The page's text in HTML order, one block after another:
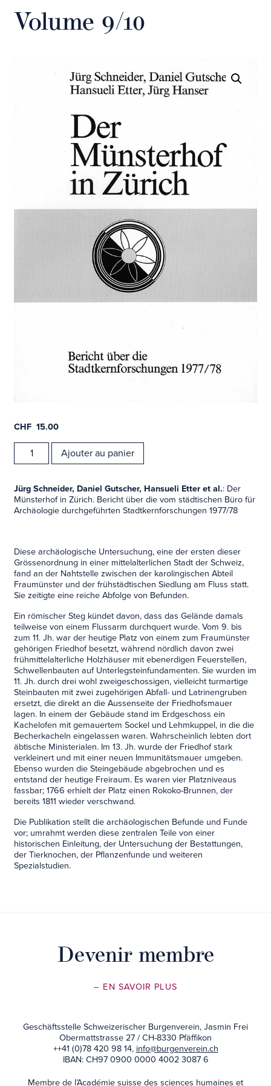
Volume 9/10
CHF 15.00
quantité
9/10
Ajouter au panier
Jürg Schneider, Daniel Gutscher, Hansueli Etter et al.: Der
Münsterhof in Zürich. Bericht über die vom städtischen Büro für
Archäologie durchgeführten Stadtkernforschungen 1977/78
Diese archäologische Untersuchung, eine der ersten dieser
Grössenordnung in einer mittelalterlichen Stadt der Schweiz,
fand an der Nahtstelle zwischen der karolingischen Abteil
Fraumünster und der frühstädtischen Siedlung am Fluss statt.
Sie zeitigte eine reiche Abfolge von Befunden.
Ein römischer Steg kündet davon, dass das Gelände damals
teilweise von einem Flussarm durchquert wurde. Vom 9. bis
zum 11. Jh. war der heutige Platz von einem zum Fraumünster
gehörigen Friedhof besetzt, während nördlich davon zwei
frühmittelalterliche Holzhäuser mit ebenerdigen Feuerstellen,
Schwellenbauten auf Unterlegsteinfundamenten. Sie wurden im
11. Jh. durch drei wohl zweigeschossigen, vielleicht turmartige
Steinbauten mit zwei zugehörigen Abfall- und Latrinengruben
ersetzt, die direkt an die Aussenseite der Friedhofsmauer
lagen. In einem der Gebäude stand im Erdgeschoss ein
Kachelofen mit gemauertem Sockel und Lehmkuppel, in die die
Becherkacheln eingelassen waren. Wahrscheinlich lebten dort
äbtische Ministerialen. Im 13. Jh. wurde der Friedhof stark
verkleinert und mit einer neuen Immunitätsmauer umgeben.
Ebenso wurden die Steingebäude abgebrochen und es
entstand der heutige Freiraum. Es waren vier Platzniveaus
fassbar; 1766 erhielt der Platz einen Rokoko-Brunnen, der
bereits 1811 wieder verschwand.
Die Publikation stellt die archäologischen Befunde und Funde
vor; umrahmt werden diese zentralen Teile von einer
historischen Einleitung, der Untersuchung der Bestattungen,
der Tierknochen, der Pflanzenfunde und weiteren
Spezialstudien.
Devenir membre
– EN SAVOIR PLUS
Geschäftsstelle Schweizerischer Burgenverein, Jasmin Frei
Obermattstrasse 27 / CH-8330 Pfäffikon
++41 (0)78 420 98 14, info@burgenverein.ch
IBAN: CH97 0900 0000 4002 3087 6
Membre de l’Académie suisse des sciences humaines et